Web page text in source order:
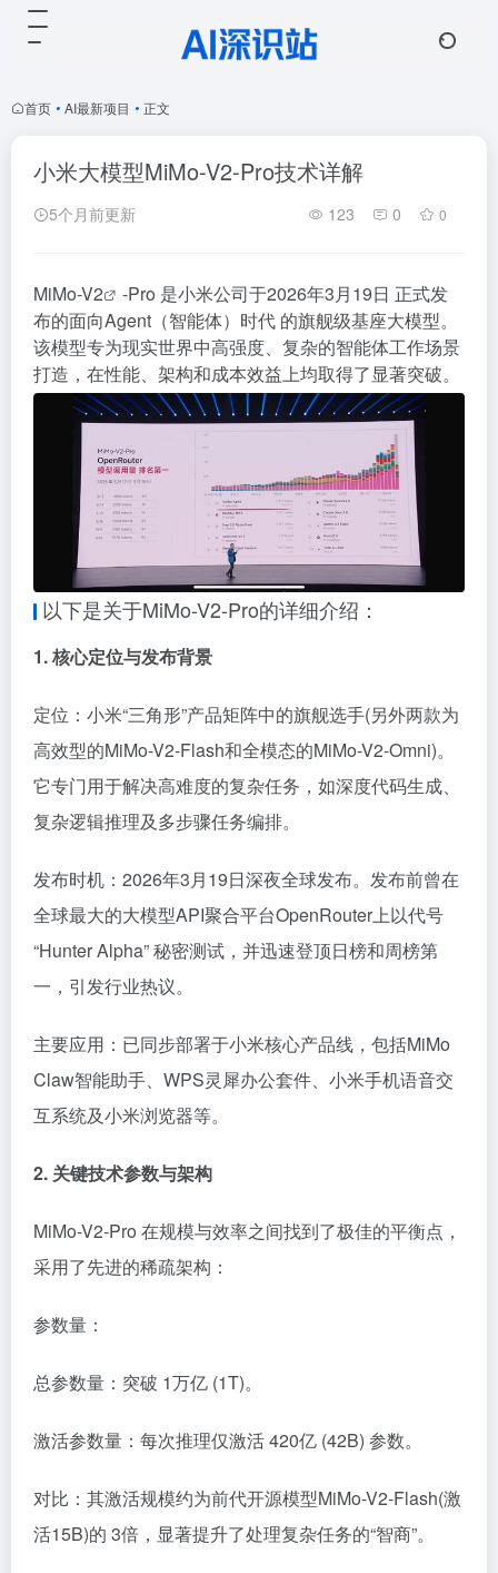
首页 • AI最新项目 • 正文
小米大模型MiMo-V2-Pro技术详解
5个月前更新 123 0 0
MiMo-V2
-Pro 是小米公司于2026年3月19日 正式发
布的面向Agent （智能体）时代 的旗舰级基座大模型。
该模型专为现实世界中高强度、复杂的智能体工作场景
打造，在性能、架构和成本效益上均取得了显著突破。
以下是关于MiMo-V2-Pro的详细介绍：
1. 核心定位与发布背景
定位：小米“三角形”产品矩阵中的旗舰选手(另外两款为
高效型的MiMo-V2-Flash和全模态的MiMo-V2-Omni)。
它专门用于解决高难度的复杂任务，如深度代码生成、
复杂逻辑推理及多步骤任务编排。
发布时机：2026年3月19日深夜全球发布。发布前曾在
全球最大的大模型API聚合平台OpenRouter上以代号
“Hunter Alpha” 秘密测试，并迅速登顶日榜和周榜第
一，引发行业热议。
主要应用：已同步部署于小米核心产品线，包括MiMo
Claw智能助手、WPS灵犀办公套件、小米手机语音交
互系统及小米浏览器等。
2. 关键技术参数与架构
MiMo-V2-Pro 在规模与效率之间找到了极佳的平衡点，
采用了先进的稀疏架构：
参数量：
总参数量：突破 1万亿 (1T)。
激活参数量：每次推理仅激活 420亿 (42B) 参数。
对比：其激活规模约为前代开源模型MiMo-V2-Flash(激
活15B)的 3倍，显著提升了处理复杂任务的“智商”。